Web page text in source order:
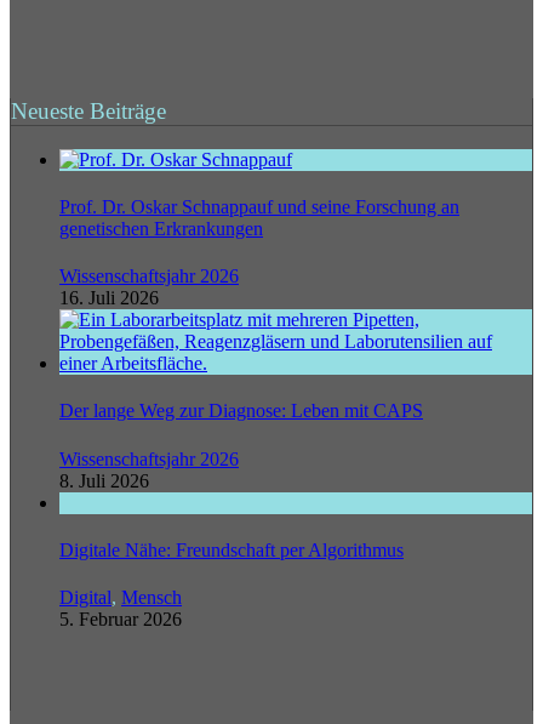
Neueste Beiträge
Prof. Dr. Oskar Schnappauf und seine Forschung an
genetischen Erkrankungen
Wissenschaftsjahr 2026
16. Juli 2026
Der lange Weg zur Diagnose: Leben mit CAPS
Wissenschaftsjahr 2026
8. Juli 2026
Digitale Nähe: Freundschaft per Algorithmus
Digital, Mensch
5. Februar 2026